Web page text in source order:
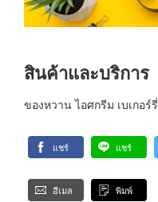
สินค้าและบริการ
ของหวาน ไอศกรีม เบเกอร์
แชร์ แชร์
อีเมล พิมพ์